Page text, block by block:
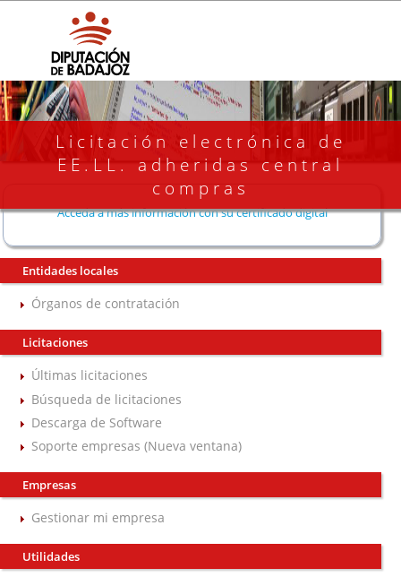
Licitación electrónica de
EE.LL. adheridas central
compras
Acceda a más información con su certificado digital
Entidades locales
Órganos de contratación
Licitaciones
Últimas licitaciones
Búsqueda de licitaciones
Descarga de Software
Soporte empresas (Nueva ventana)
Empresas
Gestionar mi empresa
Utilidades